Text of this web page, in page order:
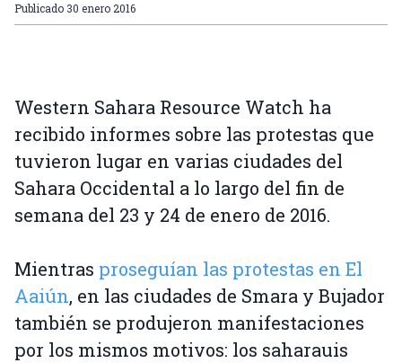
Publicado 30 enero 2016
Western Sahara Resource Watch ha
recibido informes sobre las protestas que
tuvieron lugar en varias ciudades del
Sahara Occidental a lo largo del fin de
semana del 23 y 24 de enero de 2016.
Mientras proseguían las protestas en El
Aaiún, en las ciudades de Smara y Bujador
también se produjeron manifestaciones
por los mismos motivos: los saharauis